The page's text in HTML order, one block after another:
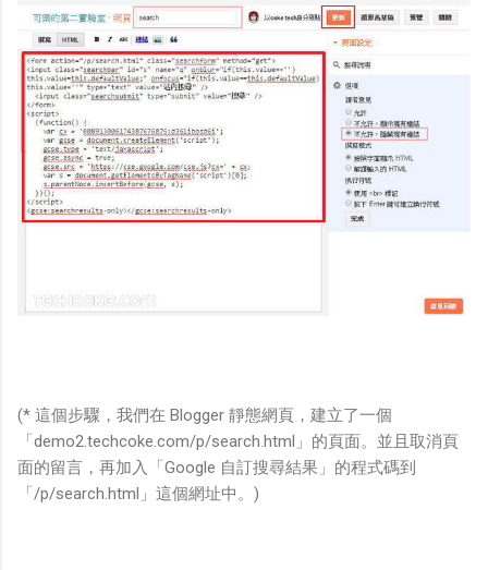
(* 這個步驟，我們在 Blogger 靜態網頁，建立了一個
「demo2.techcoke.com/p/search.html」的頁面。並且取消頁
面的留言，再加入「Google 自訂搜尋結果」的程式碼到
「/p/search.html」這個網址中。)